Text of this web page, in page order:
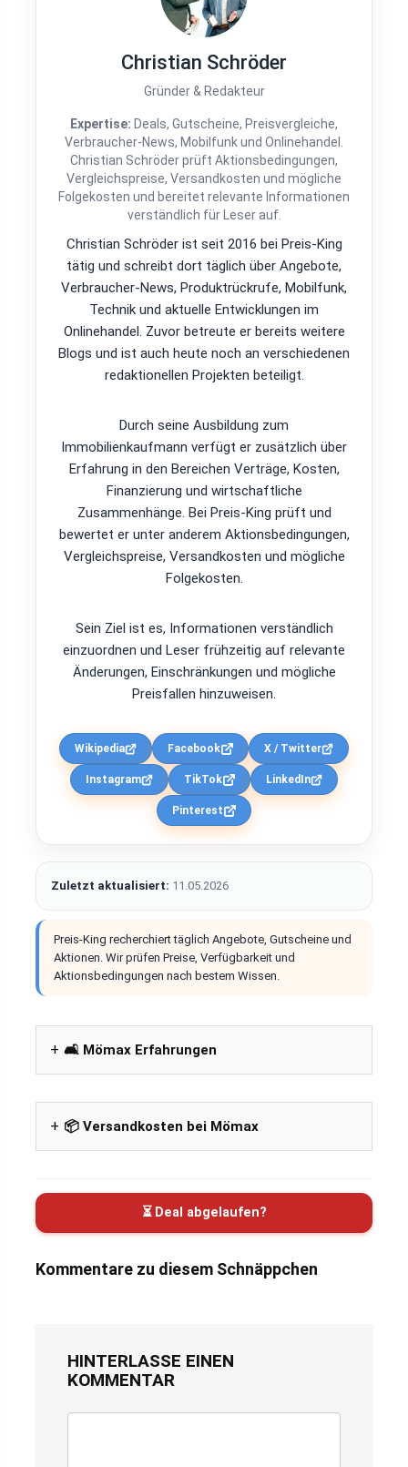
Christian Schröder
Gründer & Redakteur
Expertise: Deals, Gutscheine, Preisvergleiche,
Verbraucher-News, Mobilfunk und Onlinehandel.
Christian Schröder prüft Aktionsbedingungen,
Vergleichspreise, Versandkosten und mögliche
Folgekosten und bereitet relevante Informationen
verständlich für Leser auf.
Christian Schröder ist seit 2016 bei Preis-King
tätig und schreibt dort täglich über Angebote,
Verbraucher-News, Produktrückrufe, Mobilfunk,
Technik und aktuelle Entwicklungen im
Onlinehandel. Zuvor betreute er bereits weitere
Blogs und ist auch heute noch an verschiedenen
redaktionellen Projekten beteiligt.
Durch seine Ausbildung zum
Immobilienkaufmann verfügt er zusätzlich über
Erfahrung in den Bereichen Verträge, Kosten,
Finanzierung und wirtschaftliche
Zusammenhänge. Bei Preis-King prüft und
bewertet er unter anderem Aktionsbedingungen,
Vergleichspreise, Versandkosten und mögliche
Folgekosten.
Sein Ziel ist es, Informationen verständlich
einzuordnen und Leser frühzeitig auf relevante
Änderungen, Einschränkungen und mögliche
Preisfallen hinzuweisen.
Wikipedia Facebook X / Twitter
Instagram TikTok LinkedIn
Pinterest
Zuletzt aktualisiert: 11.05.2026
Preis-King recherchiert täglich Angebote, Gutscheine und
Aktionen. Wir prüfen Preise, Verfügbarkeit und
Aktionsbedingungen nach bestem Wissen.
🛋️ Mömax Erfahrungen
📦 Versandkosten bei Mömax
⏳ Deal abgelaufen?
Kommentare zu diesem Schnäppchen
HINTERLASSE EINEN
KOMMENTAR